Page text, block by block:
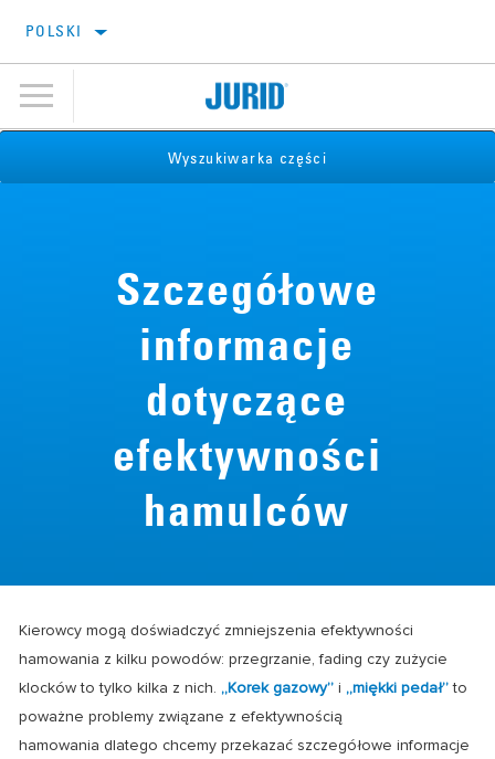
POLSKI
Wyszukiwarka części
Szczegółowe
informacje
dotyczące
efektywności
hamulców
Kierowcy mogą doświadczyć zmniejszenia efektywności
hamowania z kilku powodów: przegrzanie, fading czy zużycie
klocków to tylko kilka z nich. „Korek gazowy” i „miękki pedał”to
poważne problemy związane z efektywnością
hamowania dlatego chcemy przekazać szczegółowe informacje